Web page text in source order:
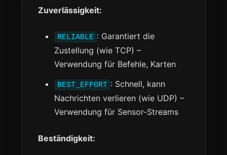
Zuverlässigkeit:
RELIABLE : Garantiert die
Zustellung (wie TCP) –
Verwendung für Befehle, Karten
BEST_EFFORT : Schnell, kann
Nachrichten verlieren (wie UDP) –
Verwendung für Sensor-Streams
Beständigkeit: